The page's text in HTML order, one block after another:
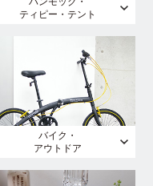
ティピー・テント
バイク・
アウトドア